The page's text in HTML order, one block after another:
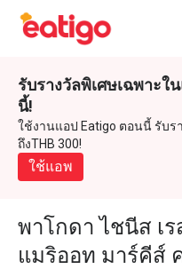
รับรางวัลพิเศษเฉพาะใ
นี้!
ใช้งานแอป Eatigo ตอนนี้ รับร
ถึงTHB 300!
ใช้แอพ
พาโกดา ไชนีส เ
แมริออท มาร์คีส์